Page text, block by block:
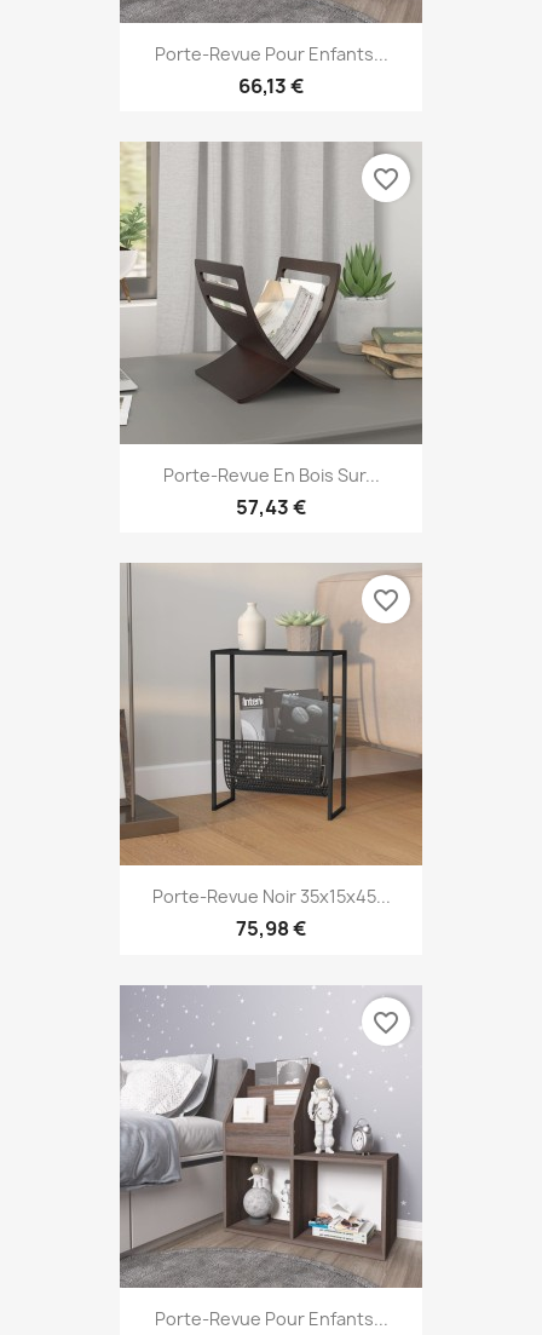
Porte-Revue Pour Enfants...
66,13 €
Porte-Revue En Bois Sur...
57,43 €
favorite_border
Porte-Revue Noir 35x15x45...
75,98 €
favorite_border
Porte-Revue Pour Enfants...
favorite_border